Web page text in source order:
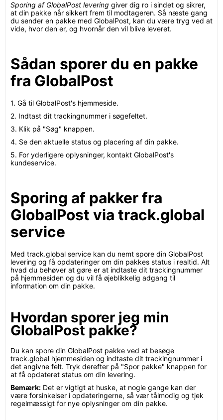
Sporing af GlobalPost levering giver dig ro i sindet og sikrer,
at din pakke når sikkert frem til modtageren. Så næste gang
du sender en pakke med GlobalPost, kan du være tryg ved at
vide, hvor den er, og hvornår den vil blive leveret.
Sådan sporer du en pakke
fra GlobalPost
1. Gå til GlobalPost's hjemmeside.
2. Indtast dit trackingnummer i søgefeltet.
3. Klik på "Søg" knappen.
4. Se den aktuelle status og placering af din pakke.
5. For yderligere oplysninger, kontakt GlobalPost's
kundeservice.
Sporing af pakker fra
GlobalPost via track.global
service
Med track.global service kan du nemt spore din GlobalPost
levering og få opdateringer om din pakkes status i realtid. Alt
hvad du behøver at gøre er at indtaste dit trackingnummer
på hjemmesiden og du vil få øjeblikkelig adgang til
information om din pakke.
Hvordan sporer jeg min
GlobalPost pakke?
Du kan spore din GlobalPost pakke ved at besøge
track.global hjemmesiden og indtaste dit trackingnummer i
det angivne felt. Tryk derefter på "Spor pakke" knappen for
at få opdateret status om din levering.
Bemærk: Det er vigtigt at huske, at nogle gange kan der
være forsinkelser i opdateringerne, så vær tålmodig og tjek
regelmæssigt for nye oplysninger om din pakke.